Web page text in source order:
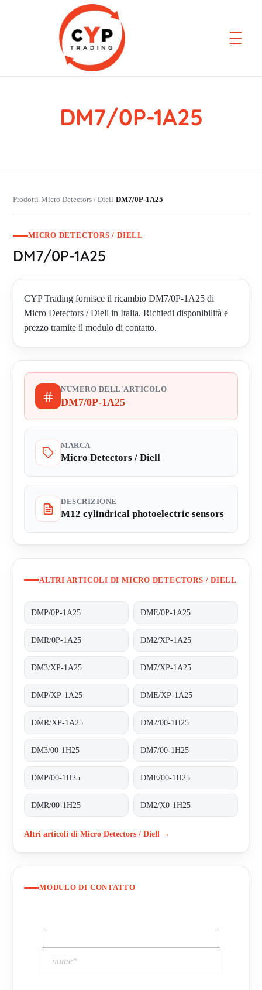
CYP Trading
Professionelle Ersatzteilbeschaffung
DM7/0P-1A25
Prodotti›Micro Detectors / Diell›DM7/0P-1A25
MICRO DETECTORS / DIELL
DM7/0P-1A25
CYP Trading fornisce il ricambio DM7/0P-1A25 di
Micro Detectors / Diell in Italia. Richiedi disponibilità e
prezzo tramite il modulo di contatto.
NUMERO DELL'ARTICOLO
DM7/0P-1A25
MARCA
Micro Detectors / Diell
DESCRIZIONE
M12 cylindrical photoelectric sensors
ALTRI ARTICOLI DI MICRO DETECTORS / DIELL
DMP/0P-1A25 DME/0P-1A25
DMR/0P-1A25 DM2/XP-1A25
DM3/XP-1A25 DM7/XP-1A25
DMP/XP-1A25 DME/XP-1A25
DMR/XP-1A25 DM2/00-1H25
DM3/00-1H25 DM7/00-1H25
DMP/00-1H25 DME/00-1H25
DMR/00-1H25 DM2/X0-1H25
Altri articoli di Micro Detectors / Diell →
MODULO DI CONTATTO